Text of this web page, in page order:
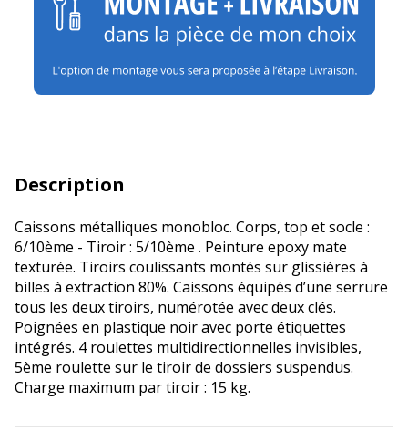
Description
Caissons métalliques monobloc. Corps, top et socle :
6/10ème - Tiroir : 5/10ème . Peinture epoxy mate
texturée. Tiroirs coulissants montés sur glissières à
billes à extraction 80%. Caissons équipés d’une serrure
tous les deux tiroirs, numérotée avec deux clés.
Poignées en plastique noir avec porte étiquettes
intégrés. 4 roulettes multidirectionnelles invisibles,
5ème roulette sur le tiroir de dossiers suspendus.
Charge maximum par tiroir : 15 kg.